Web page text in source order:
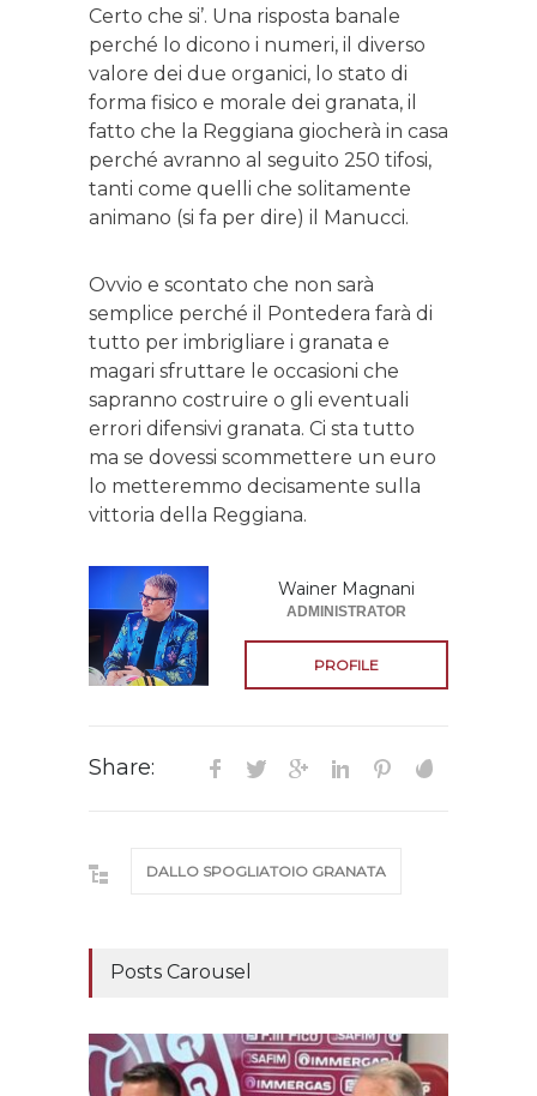
Certo che si’. Una risposta banale
perché lo dicono i numeri, il diverso
valore dei due organici, lo stato di
forma fisico e morale dei granata, il
fatto che la Reggiana giocherà in casa
perché avranno al seguito 250 tifosi,
tanti come quelli che solitamente
animano (si fa per dire) il Manucci.
Ovvio e scontato che non sarà
semplice perché il Pontedera farà di
tutto per imbrigliare i granata e
magari sfruttare le occasioni che
sapranno costruire o gli eventuali
errori difensivi granata. Ci sta tutto
ma se dovessi scommettere un euro
lo metteremmo decisamente sulla
vittoria della Reggiana.
Wainer Magnani
ADMINISTRATOR
PROFILE
Share:
DALLO SPOGLIATOIO GRANATA
Posts Carousel